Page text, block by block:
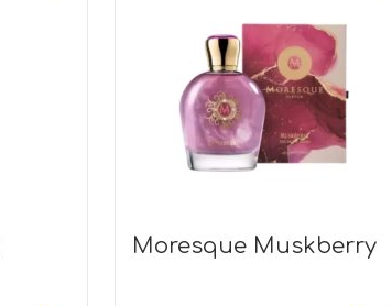
Moresque Muskberry